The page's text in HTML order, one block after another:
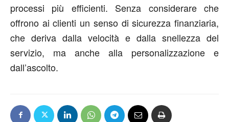
processi più efficienti. Senza considerare che
offrono ai clienti un senso di sicurezza finanziaria,
che deriva dalla velocità e dalla snellezza del
servizio, ma anche alla personalizzazione e
dall’ascolto.